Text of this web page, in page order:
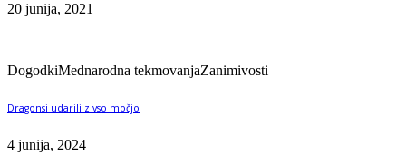
20 junija, 2021
DogodkiMednarodna tekmovanjaZanimivosti
Dragonsi udarili z vso močjo
4 junija, 2024